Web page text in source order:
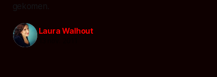
gekomen.
Laura Walhout